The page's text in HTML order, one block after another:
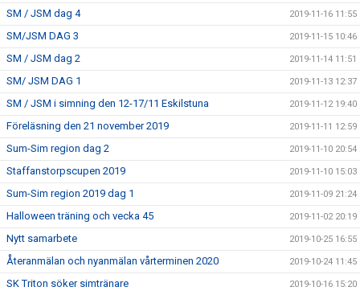
SM / JSM dag 4 2019-11-16 11:55
SM/JSM DAG 3 2019-11-15 10:46
SM / JSM dag 2 2019-11-14 11:51
SM/ JSM DAG 1 2019-11-13 12:37
SM / JSM i simning den 12-17/11 Eskilstuna 2019-11-12 19:40
Föreläsning den 21 november 2019 2019-11-11 12:59
Sum-Sim region dag 2 2019-11-10 20:54
Staffanstorpscupen 2019 2019-11-10 15:03
Sum-Sim region 2019 dag 1 2019-11-09 21:24
Halloween träning och vecka 45 2019-11-02 20:19
Nytt samarbete 2019-10-25 16:55
Återanmälan och nyanmälan vårterminen 2020 2019-10-24 11:45
SK Triton söker simtränare 2019-10-16 15:20